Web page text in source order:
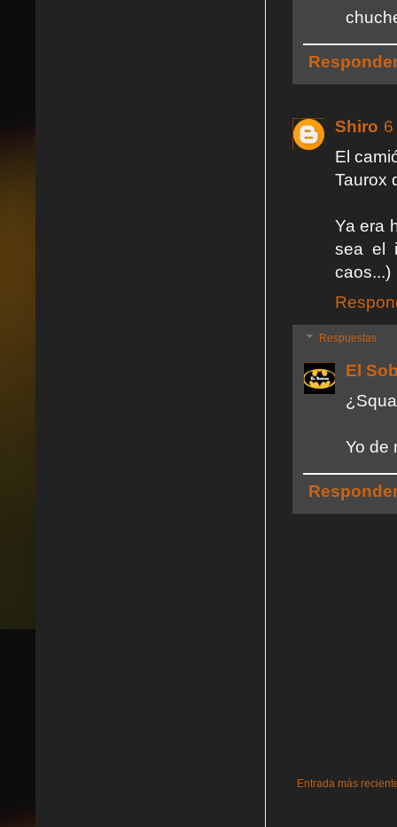
Shiro
El
Taurox
Ya era
sea el
caos...)
Respuestas
El
Yo de
Entrada más